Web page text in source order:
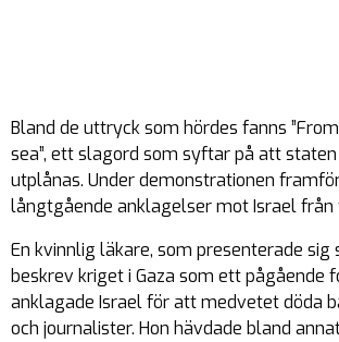
Bland de uttryck som hördes fanns
sea”, ett slagord som syftar på att
utplånas. Under demonstrationen
långtgående anklagelser mot Israel från
En kvinnlig läkare, som presenterade sig
beskrev kriget i Gaza som ett pågående
anklagade Israel för att medvetet döda
och journalister. Hon hävdade bland